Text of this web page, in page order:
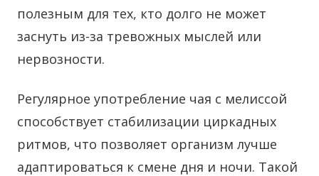
полезным для тех, кто долго не может
заснуть из-за тревожных мыслей или
нервозности.
Регулярное употребление чая с мелиссой
способствует стабилизации циркадных
ритмов, что позволяет организм лучше
адаптироваться к смене дня и ночи. Такой